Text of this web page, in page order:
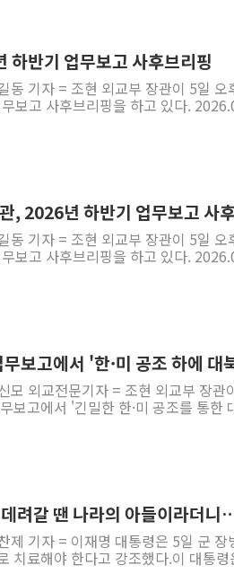
하반기 업무보고 사후브리핑
동 기자 = 조현 외교부 장관이 5일
보고 사후브리핑을 하고 있다.
, 2026년 하반기 업무보고 사
동 기자 = 조현 외교부 장관이 5일
보고 사후브리핑을 하고 있다.
보고에서 '한·미 공조 하에 대
모 외교전문기자 = 조현 외교부 장관
보고에서 '긴밀한 한·미 공조를 통한
려갈 땐 나라의 아들이라더
제 기자 = 이재명 대통령은 5일 군
치료해야 한다고 강조했다.이 대통